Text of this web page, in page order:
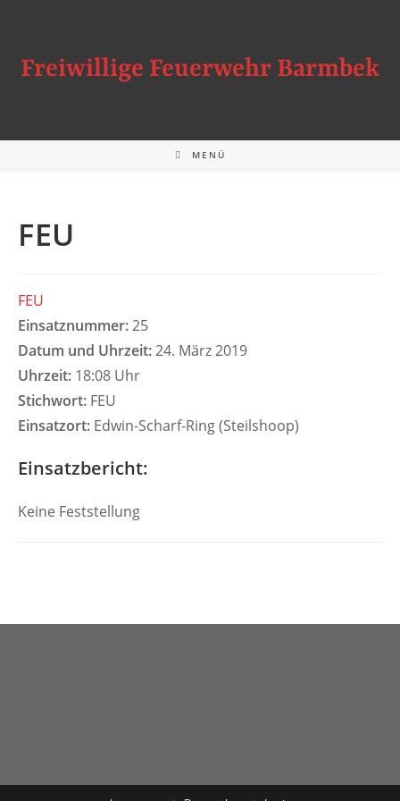
springen
Freiwillige Feuerwehr Barmbek
MENÜ
FEU
FEU
Einsatznummer:25
Datum und Uhrzeit:24. März 2019
Uhrzeit: 18:08 Uhr
Stichwort: FEU
Einsatzort: Edwin-Scharf-Ring (Steilshoop)
Einsatzbericht:
Keine Feststellung